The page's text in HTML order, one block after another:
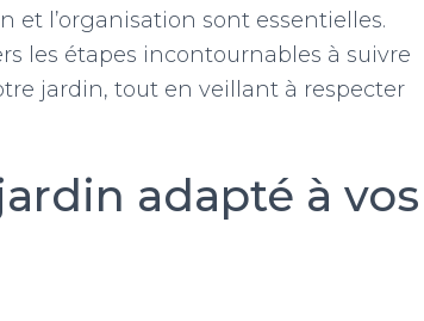
et l’organisation sont essentielles.
les étapes incontournables à suivre
jardin, tout en veillant à respecter
adapté à vos